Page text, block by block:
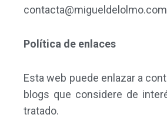
contacta@migueldelolmo.com
Política de enlaces
Esta web puede enlazar a
blogs que considere de
tratado.